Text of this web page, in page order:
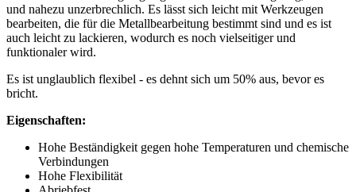
und nahezu unzerbrechlich. Es lässt sich leicht mit Werkzeugen
bearbeiten, die für die Metallbearbeitung bestimmt sind und es ist
auch leicht zu lackieren, wodurch es noch vielseitiger und
funktionaler wird.
Es ist unglaublich flexibel - es dehnt sich um 50% aus, bevor es
bricht.
Eigenschaften:
Hohe Beständigkeit gegen hohe Temperaturen und chemische
Verbindungen
Hohe Flexibilität